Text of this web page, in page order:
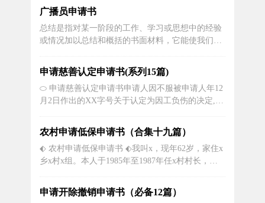
请书，供大家参考借鉴，希望可以帮助到有需要的
朋友。搬书申请书 篇1根据本人申请，经家长同
意，我在公寓外住宿期间承诺做到以下几点：1、
恪守国家法律、法规，讲究...
广播员申请书
总结是指对某一阶段的工作、学习或思想中的经验
或情况加以总结和概括的书面材料，它能使我们及
那么总结要注意有什么内容呢？以下是小编整理的
广播站播音员工作总结，仅供参考，大家一起来看
看吧。广播员申请书 篇1亲爱的老师们，亲爱的同
学们：大家好！我是九年级九...
申请慈善认定申请书(系列15篇)
⬭ 申请慈善认定申请书申请人因不服被申请人年12
月2日作出的XX字号关于认定为因工负伤的决定,现
销被申请人作出的X人劳社字号关于认定为因工负
伤的决定;二、请求复议机关依法作出受伤不属于工
伤或不视同工伤的认定决定。事实与理由:一、受伤
不符合认定为工伤的条件...
农村申请低保申请书（合集十九篇）
⬖ 农村申请低保申请书 ⬖我叫x，现年62岁，家住x
乡x村x组。本人于1985年至1987年任x村村长，
导组织全体村民修筑了进村公路；领导组织全体村
民架设高压电线进村进寨；组织全体村民扩建池
申请开除撤销申请书（必备12篇）